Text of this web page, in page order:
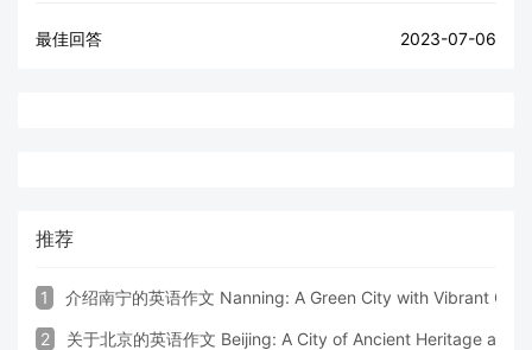
最佳回答 2023-07-06
推荐
1 介绍南宁的英语作文 Nanning: A Green City with Vibrant
2 关于北京的英语作文 Beijing: A City of Ancient Heritage and